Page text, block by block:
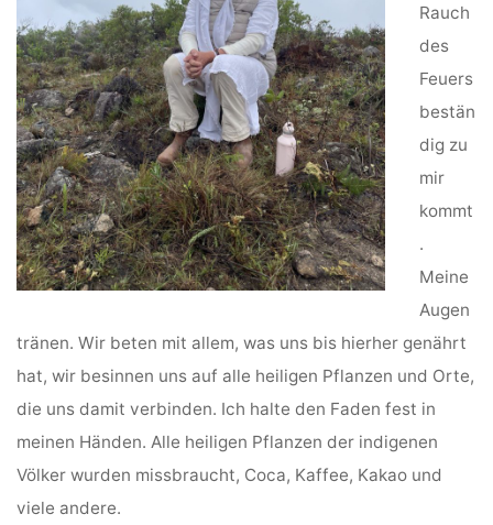
Rauch
des
Feuers
bestän
dig zu
mir
kommt
.
Meine
Augen
tränen. Wir beten mit allem, was uns bis hierher genährt
hat, wir besinnen uns auf alle heiligen Pflanzen und Orte,
die uns damit verbinden. Ich halte den Faden fest in
meinen Händen. Alle heiligen Pflanzen der indigenen
Völker wurden missbraucht, Coca, Kaffee, Kakao und
viele andere.